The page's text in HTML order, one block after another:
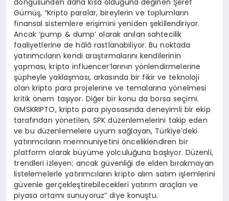
Gümüş, “Kripto paralar, bireylerin ve toplumların
finansal sistemlere erişimini yeniden şekillendiriyor.
Ancak ‘pump & dump’ olarak anılan sahtecilik
faaliyetlerine de hâlâ rastlanabiliyor. Bu noktada
yatırımcıların kendi araştırmalarını kendilerinin
yapması, kripto influencer’larının yönlendirmelerine
şüpheyle yaklaşması, arkasında bir fikir ve teknoloji
olan kripto para projelerine ve temalarına yönelmesi
kritik önem taşıyor. Diğer bir konu da borsa seçimi.
GMSKRIPTO, kripto para piyasasında deneyimli bir ekip
tarafından yönetilen, SPK düzenlemelerini takip eden
ve bu düzenlemelere uyum sağlayan, Türkiye’deki
yatırımcıların memnuniyetini önceliklendiren bir
platform olarak büyüme yolculuğuna başlıyor. Düzenli,
trendleri izleyen; ancak güvenliği de elden bırakmayan
listelemelerle yatırımcıların kripto alım satım işlemlerini
güvenle gerçekleştirebilecekleri yatırım araçları ve
piyasa ortamı sunuyoruz” diye konuştu.